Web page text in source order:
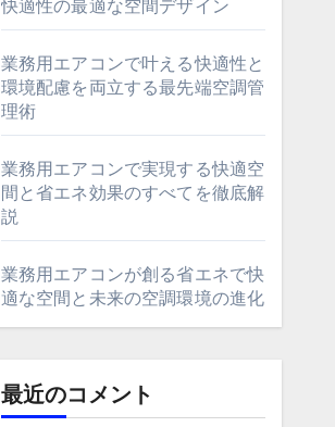
快適性の最適な空間デザイン
業務用エアコンで叶える快適性と
環境配慮を両立する最先端空調管
理術
業務用エアコンで実現する快適空
間と省エネ効果のすべてを徹底解
説
業務用エアコンが創る省エネで快
適な空間と未来の空調環境の進化
最近のコメント